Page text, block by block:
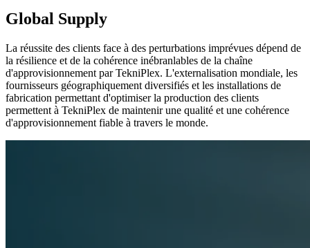
Global Supply
La réussite des clients face à des perturbations imprévues dépend de
la résilience et de la cohérence inébranlables de la chaîne
d'approvisionnement par TekniPlex. L'externalisation mondiale, les
fournisseurs géographiquement diversifiés et les installations de
fabrication permettant d'optimiser la production des clients
permettent à TekniPlex de maintenir une qualité et une cohérence
d'approvisionnement fiable à travers le monde.